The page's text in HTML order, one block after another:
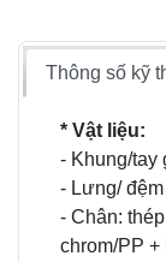
Thông số kỹ
* Vật liệu:
- Khung/tay
- Lưng/
- Chân:
chrom/PP